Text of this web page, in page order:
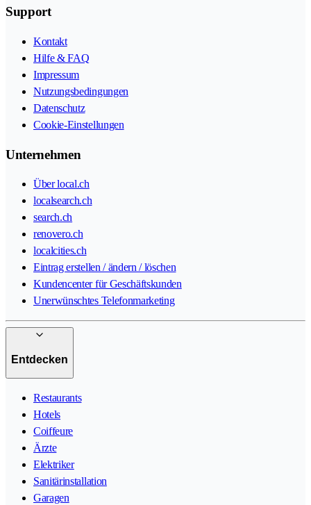
Support
Kontakt
Hilfe & FAQ
Impressum
Nutzungsbedingungen
Datenschutz
Cookie-Einstellungen
Unternehmen
Über local.ch
localsearch.ch
search.ch
renovero.ch
localcities.ch
Eintrag erstellen / ändern / löschen
Kundencenter für Geschäftskunden
Unerwünschtes Telefonmarketing
Entdecken
Restaurants
Hotels
Coiffeure
Ärzte
Elektriker
Sanitärinstallation
Garagen